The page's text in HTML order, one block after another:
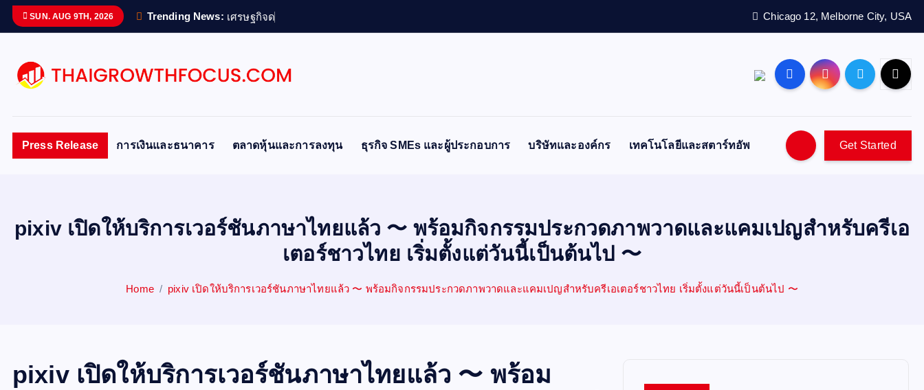
SUN. AUG 9TH, 2026 Trending News: เศรษฐกจด Chicago 12, Melborne City, USA
Press Release การเงินและธนาคาร ตลาดหุ้นและการลงทุน ธุรกิจ SMEs และผู้ประกอบการ บริษัทและองค์กร เทคโนโลยีและสตาร์ทอัพ Get Started
pixiv เปิดให้บริการเวอร์ชันภาษาไทยแล้ว 〜 พร้อมกิจกรรมประกวดภาพวาดและแคมเปญสำหรับครีเอ
เตอร์ชาวไทย เริ่มตั้งแต่วันนี้เป็นต้นไป 〜
Home pixiv เปิดให้บริการเวอร์ชันภาษาไทยแล้ว 〜 พร้อมกิจกรรมประกวดภาพวาดและแคมเปญสำหรับครีเอเตอร์ชาวไทย เริ่มตั้งแต่วันนี้เป็นต้นไป 〜
pixiv เปิดให้บริการเวอร์ชันภาษาไทยแล้ว 〜 พร้อม